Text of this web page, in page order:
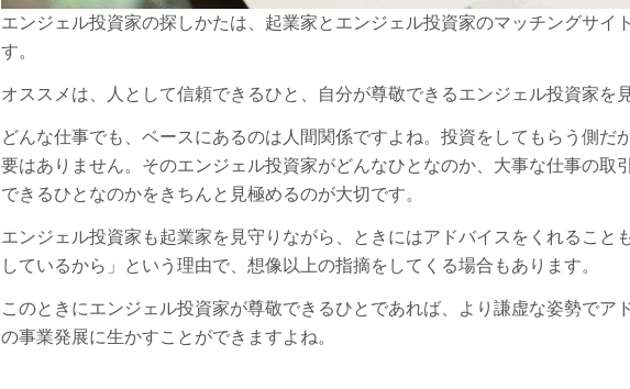
エンジェル投資家の探しかたは、起業家とエンジェル投資家のマッチングサイ
す。
オススメは、人として信頼できるひと、自分が尊敬できるエンジェル投資家を
どんな仕事でも、ベースにあるのは人間関係ですよね。投資をしてもらう側だ
要はありません。そのエンジェル投資家がどんなひとなのか、大事な仕事の取
できるひとなのかをきちんと見極めるのが大切です。
エンジェル投資家も起業家を見守りながら、ときにはアドバイスをくれること
しているから」という理由で、想像以上の指摘をしてくる場合もあります。
このときにエンジェル投資家が尊敬できるひとであれば、より謙虚な姿勢でア
の事業発展に生かすことができますよね。